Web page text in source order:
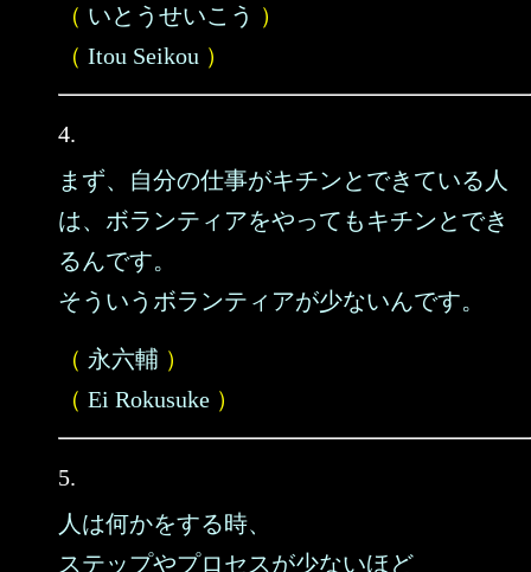
（ いとうせいこう ）
（ Itou Seikou ）
4.
まず、自分の仕事がキチンとできている人
は、ボランティアをやってもキチンとでき
るんです。
そういうボランティアが少ないんです。
（ 永六輔 ）
（ Ei Rokusuke ）
5.
人は何かをする時、
ステップやプロセスが少ないほど